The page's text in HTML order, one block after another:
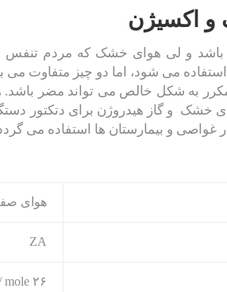
اکسیژن
و لی هوای خشک که مردم تنفس
می شود، اما دو چیز متفاوت
به شکل خالص می تواند مضر باشد.
خشک و گاز هیدروژن برای دتکتور
و بیمارستان ها استفاده می
هوای
ZA
۲۶ gr/ mole